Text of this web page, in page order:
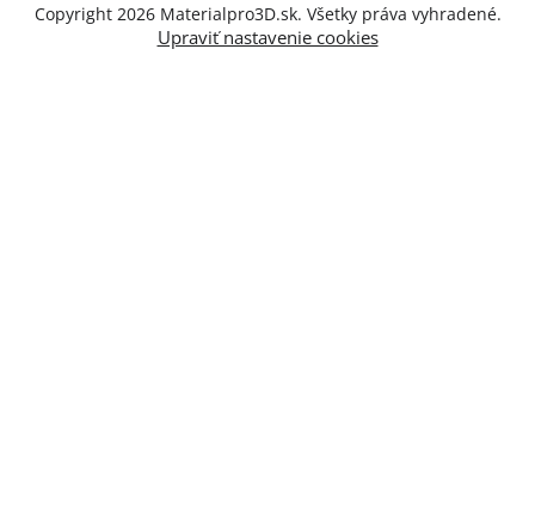
Copyright 2026 Materialpro3D.sk. Všetky práva vyhradené.
Upraviť nastavenie cookies